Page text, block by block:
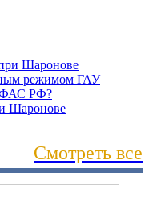
Шаронове
Смотреть все